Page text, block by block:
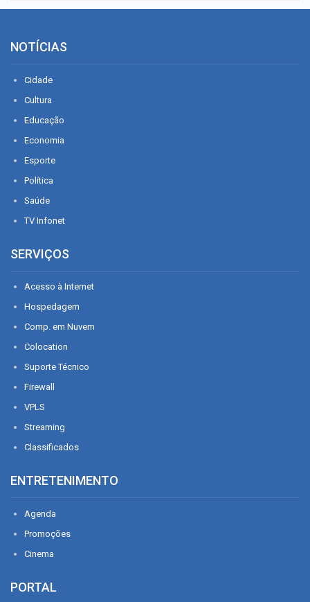
NOTÍCIAS
Cidade
Cultura
Educação
Economia
Esporte
Política
Saúde
TV Infonet
SERVIÇOS
Acesso à Internet
Hospedagem
Comp. em Nuvem
Colocation
Suporte Técnico
Firewall
VPLS
Streaming
Classificados
ENTRETENIMENTO
Agenda
Promoções
Cinema
PORTAL